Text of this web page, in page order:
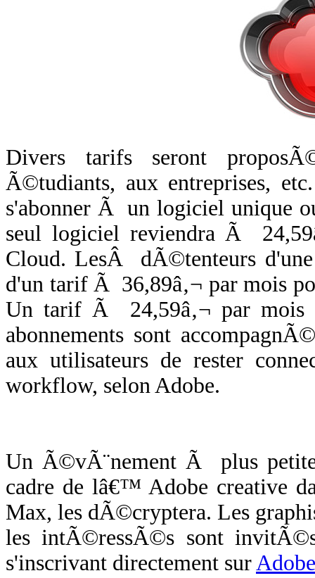
Divers tarifs seront
Ã©tudiants, aux entreprises,
s'abonner Ã un logiciel
seul logiciel reviendra Ã
Cloud. LesÂ dÃ©tenteurs
d'un tarif Ã 36,89â‚¬ par mois
Un tarif Ã 24,59â‚¬ par mois
abonnements sont
aux utilisateurs de rester
workflow, selon Adobe.
Un Ã©vÃ¨nement Ã plus
cadre de lâ€™ Adobe creative
Max, les dÃ©cryptera. Les
les intÃ©ressÃ©s sont
s'inscrivant directement sur